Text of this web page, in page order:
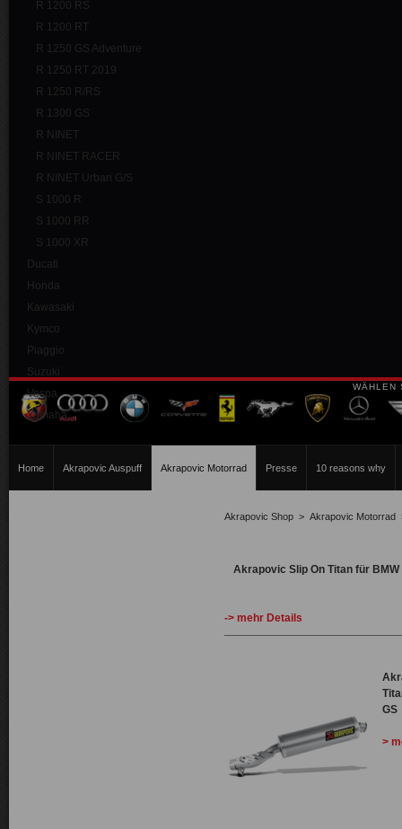
WÄHLEN
Home Akrapovic Auspuff Akrapovic Motorrad Presse 10 reasons why
R 1200 RS
R 1200 RT
R 1250 GS Adventure
R 1250 RT 2019
R 1250 R/RS
R 1300 GS
R NINET
R NINET RACER
R NINET Urban G/S
S 1000 R
S 1000 RR
S 1000 XR
Ducati
Honda
Kawasaki
Kymco
Piaggio
Suzuki
Vespa
Yamaha
Akrapovic Shop > Akrapovic Motorrad
Akrapovic Slip On Titan für BMW
-> mehr Details
GS
>